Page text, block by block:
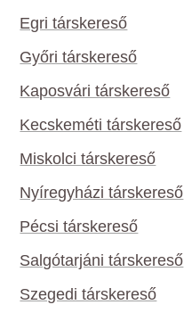
Egri társkereső
Győri társkereső
Kaposvári társkereső
Kecskeméti társkereső
Miskolci társkereső
Nyíregyházi társkereső
Pécsi társkereső
Salgótarjáni társkereső
Szegedi társkereső